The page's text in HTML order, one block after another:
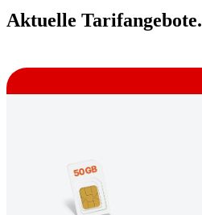
Aktuelle Tarifangebote.